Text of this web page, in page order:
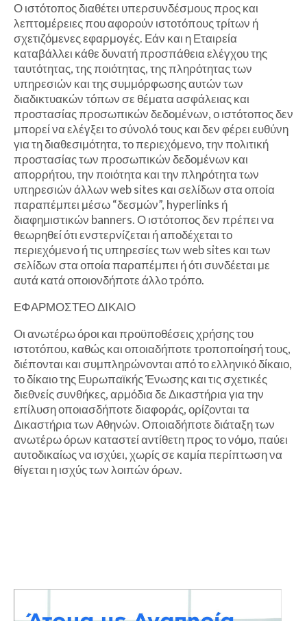
Ο ιστότοπος διαθέτει υπερσυνδέσμους προς και
λεπτομέρειες που αφορούν ιστοτόπους τρίτων ή
σχετιζόμενες εφαρμογές. Εάν και η Εταιρεία
καταβάλλει κάθε δυνατή προσπάθεια ελέγχου της
ταυτότητας, της ποιότητας, της πληρότητας των
υπηρεσιών και της συμμόρφωσης αυτών των
διαδικτυακών τόπων σε θέματα ασφάλειας και
προστασίας προσωπικών δεδομένων, ο ιστότοπος δεν
μπορεί να ελέγξει το σύνολό τους και δεν φέρει ευθύνη
για τη διαθεσιμότητα, το περιεχόμενο, την πολιτική
προστασίας των προσωπικών δεδομένων και
απορρήτου, την ποιότητα και την πληρότητα των
υπηρεσιών άλλων web sites και σελίδων στα οποία
παραπέμπει μέσω “δεσμών”, hyperlinks ή
διαφημιστικών banners. Ο ιστότοπος δεν πρέπει να
θεωρηθεί ότι ενστερνίζεται ή αποδέχεται το
περιεχόμενο ή τις υπηρεσίες των web sites και των
σελίδων στα οποία παραπέμπει ή ότι συνδέεται με
αυτά κατά οποιονδήποτε άλλο τρόπο.
ΕΦΑΡΜΟΣΤΕΟ ΔΙΚΑΙΟ
Οι ανωτέρω όροι και προϋποθέσεις χρήσης του
ιστοτόπου, καθώς και οποιαδήποτε τροποποίησή τους,
διέπονται και συμπληρώνονται από το ελληνικό δίκαιο,
το δίκαιο της Ευρωπαϊκής Ένωσης και τις σχετικές
διεθνείς συνθήκες, αρμόδια δε Δικαστήρια για την
επίλυση οποιασδήποτε διαφοράς, ορίζονται τα
Δικαστήρια των Αθηνών. Οποιαδήποτε διάταξη των
ανωτέρω όρων καταστεί αντίθετη προς το νόμο, παύει
αυτοδικαίως να ισχύει, χωρίς σε καμία περίπτωση να
θίγεται η ισχύς των λοιπών όρων.